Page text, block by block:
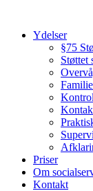
indholdYdelser
§75
Støttet
Priser
Om
Kontakt